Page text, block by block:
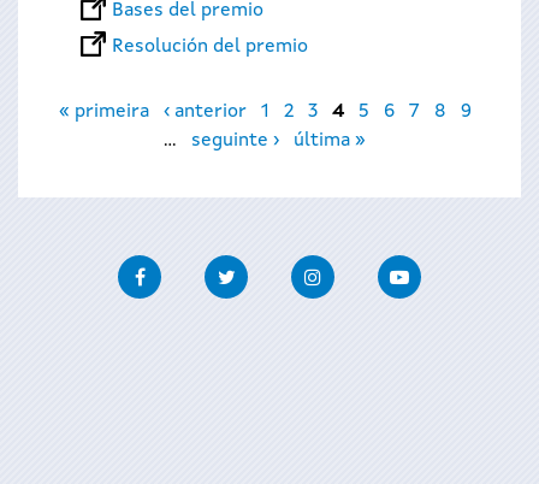
Bases del premio
Resolución del premio
Páginas
« primeira ‹ anterior 1 2 3 4 5 6 7 8
9
…
seguinte › última »
FacebookTwitter InstagramYoutube